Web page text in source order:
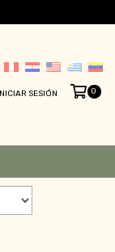
INICIAR SESIÓN 0